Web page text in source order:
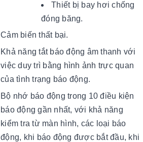
Thiết bị bay hơi chống
đóng băng.
Cảm biến thất bại.
Khả năng tắt báo động âm thanh với
việc duy trì bằng hình ảnh trực quan
của tình trạng báo động.
Bộ nhớ báo động trong 10 điều kiện
báo động gần nhất, với khả năng
kiểm tra từ màn hình, các loại báo
động, khi báo động được bắt đầu, khi